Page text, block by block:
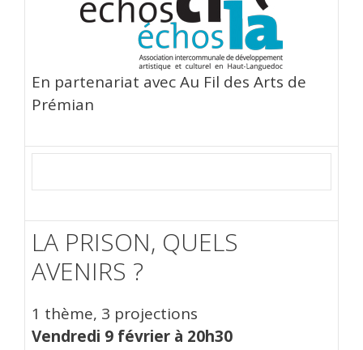
En partenariat avec Au Fil des Arts de
Prémian
LA PRISON, QUELS
AVENIRS ?
1 thème, 3 projections
Vendredi 9 février à 20h30